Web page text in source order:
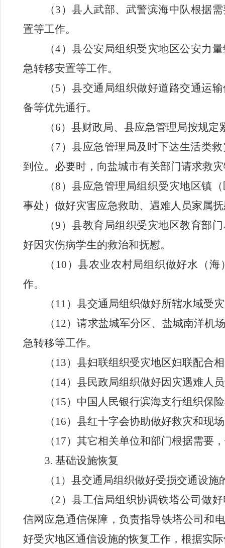
（3 ）县人武部、武警滨海中队根据
置等工作。
（4）县公安局组织受灾地区公安力
急转移安置等工作。
（5 ）县交通局组织做好道路交通运
备等优先通行。
（6）县财政局、县应急管理局按规
（7 ）县应急管理局及时下达生活类
到位。必要时，向盐城市有关部门请求救
（8 ）县应急管理局组织受灾地区镇
事处 ）做好灾害应急救助、遇难人员家属
（9 ）县教育局组织受灾地区教育部
好因灾伤病学生的救治和抚慰。
（ 10 ）县农业农村局组织做好水（
作。
（ 11）县交通局组织做好所辖水域受
（ 12）请求盐城军分区、盐城南洋机
急转移等工作。
（ 13）县妇联组织受灾地区妇联配合
（ 14）县民政局组织做好因灾遇难人
（ 15）中国人民银行滨海支行组织保
（ 16）县红十字会协助做好救灾和现
（ 17）其它相关单位和部门根据需要
3. 基础设施恢复
（ 1）县交通局组织做好受损交通设施
（2 ）县工信局组织协调铁塔公司做好
信网应急通信保障，负责指导铁塔公司和
好受灾地区通信设施的恢复工作，根据实